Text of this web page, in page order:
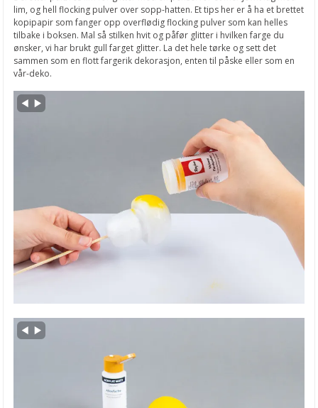
lim, og hell flocking pulver over sopp-hatten. Et tips her er å ha et brettet
kopipapir som fanger opp overflødig flocking pulver som kan helles
tilbake i boksen. Mal så stilken hvit og påfør glitter i hvilken farge du
ønsker, vi har brukt gull farget glitter. La det hele tørke og sett det
sammen som en flott fargerik dekorasjon, enten til påske eller som en
vår-deko.